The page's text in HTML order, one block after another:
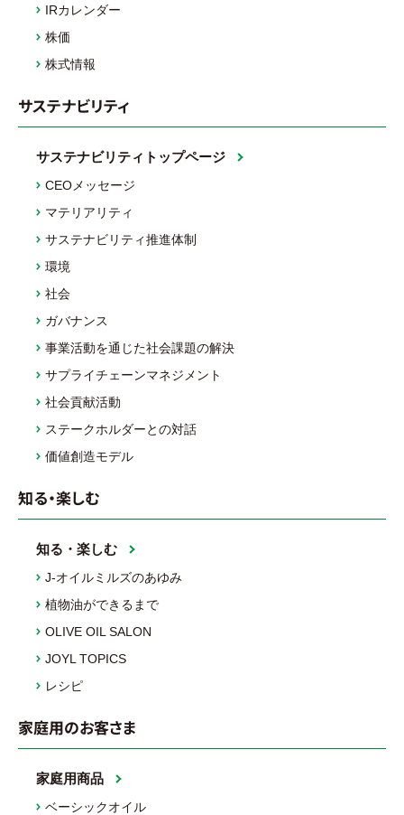
IRカレンダー
株価
株式情報
サステナビリティ
サステナビリティトップページ
CEOメッセージ
マテリアリティ
サステナビリティ推進体制
環境
社会
ガバナンス
事業活動を通じた社会課題の解決
サプライチェーンマネジメント
社会貢献活動
ステークホルダーとの対話
価値創造モデル
知る・楽しむ
知る・楽しむ
J-オイルミルズのあゆみ
植物油ができるまで
OLIVE OIL SALON
JOYL TOPICS
レシピ
家庭用のお客さま
家庭用商品
ベーシックオイル